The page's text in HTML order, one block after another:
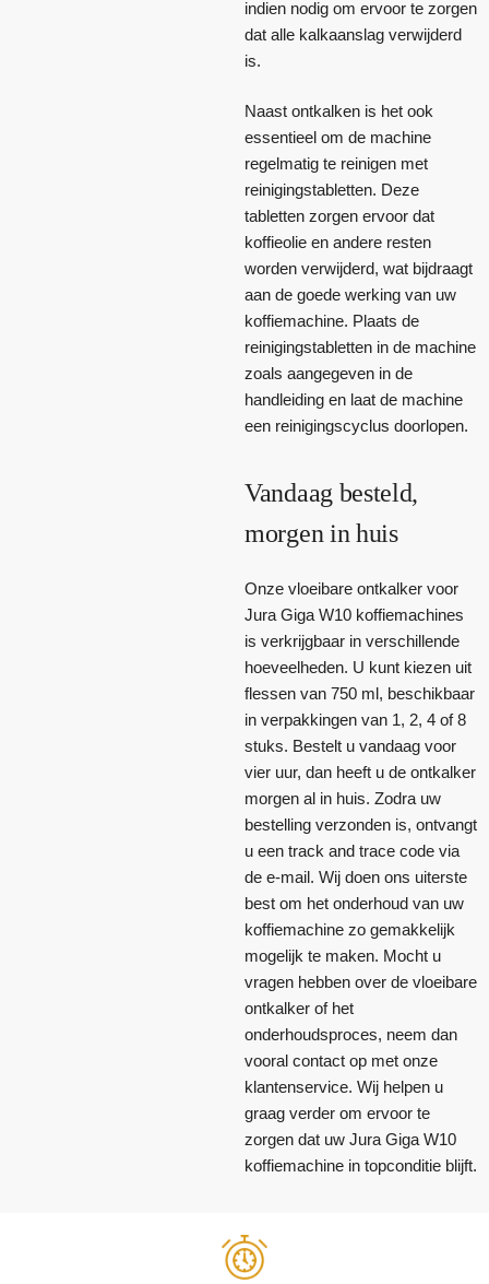
indien nodig om ervoor te zorgen
dat alle kalkaanslag verwijderd
is.
Naast ontkalken is het ook
essentieel om de machine
regelmatig te reinigen met
reinigingstabletten. Deze
tabletten zorgen ervoor dat
koffieolie en andere resten
worden verwijderd, wat bijdraagt
aan de goede werking van uw
koffiemachine. Plaats de
reinigingstabletten in de machine
zoals aangegeven in de
handleiding en laat de machine
een reinigingscyclus doorlopen.
Vandaag besteld,
morgen in huis
Onze vloeibare ontkalker voor
Jura Giga W10 koffiemachines
is verkrijgbaar in verschillende
hoeveelheden. U kunt kiezen uit
flessen van 750 ml, beschikbaar
in verpakkingen van 1, 2, 4 of 8
stuks. Bestelt u vandaag voor
vier uur, dan heeft u de ontkalker
morgen al in huis. Zodra uw
bestelling verzonden is, ontvangt
u een track and trace code via
de e-mail. Wij doen ons uiterste
best om het onderhoud van uw
koffiemachine zo gemakkelijk
mogelijk te maken. Mocht u
vragen hebben over de vloeibare
ontkalker of het
onderhoudsproces, neem dan
vooral contact op met onze
klantenservice. Wij helpen u
graag verder om ervoor te
zorgen dat uw Jura Giga W10
koffiemachine in topconditie blijft.